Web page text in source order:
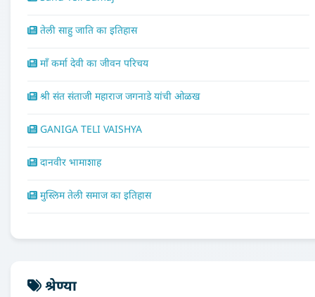
तेली साहु जाति का इतिहास
माँ कर्मा देवी का जीवन परिचय
श्री संत संताजी महाराज जगनाडे यांची ओळख
GANIGA TELI VAISHYA
दानवीर भामाशाह
मुस्लिम तेली समाज का इतिहास
श्रेण्या